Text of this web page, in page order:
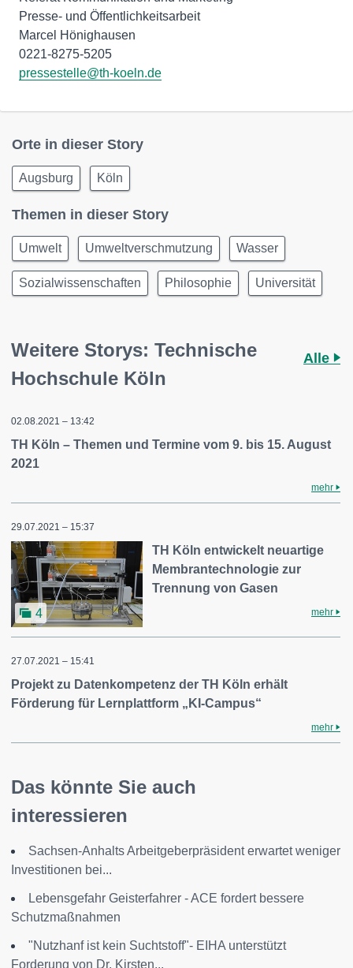
Presse- und Öffentlichkeitsarbeit
Marcel Hönighausen
pressestelle@th-koeln.de
Orte in dieser Story
Augsburg Köln
Themen in dieser Story
Umwelt Umweltverschmutzung Wasser
Sozialwissenschaften Philosophie Universität
Weitere Storys: Technische
Hochschule Köln
Alle
02.08.2021 – 13:42
TH Köln – Themen und Termine vom 9. bis 15. August
2021
mehr
29.07.2021 – 15:37
4
TH Köln entwickelt neuartige
Membrantechnologie zur
Trennung von Gasen
mehr
27.07.2021 – 15:41
Projekt zu Datenkompetenz der TH Köln erhält
Förderung für Lernplattform „KI-Campus“
mehr
Das könnte Sie auch
interessieren
Sachsen-Anhalts Arbeitgeberpräsident erwartet weniger
Investitionen bei...
Lebensgefahr Geisterfahrer - ACE fordert bessere
Schutzmaßnahmen
"Nutzhanf ist kein Suchtstoff"- EIHA unterstützt
Forderung von Dr. Kirsten...